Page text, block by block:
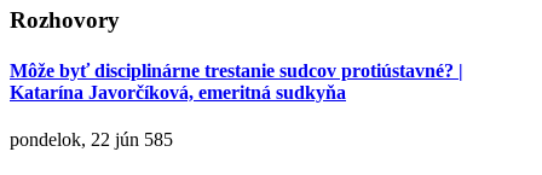
Rozhovory
Môže byť disciplinárne trestanie sudcov protiústavné? |
Katarína Javorčíková, emeritná sudkyňa
pondelok, 22 jún 585